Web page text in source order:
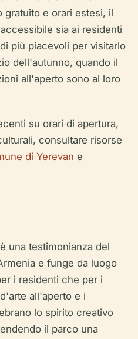
gratuito e orari estesi, il
sia ai residenti
più piacevoli per visitarlo
dell'autunno, quando il
all'aperto sono al loro
su orari di apertura,
consultare risorse
di Yerevan e
una testimonianza del
e funge da luogo
i residenti che per i
all'aperto e i
lo spirito creativo
il parco una